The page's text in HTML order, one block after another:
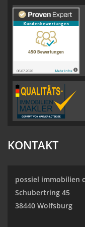
KONTAKT
possiel immobilien
Schubertring 45
38440 Wolfsburg